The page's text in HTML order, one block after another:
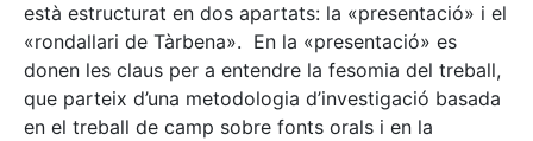
està estructurat en dos apartats: la «presentació» i el
«rondallari de Tàrbena». En la «presentació» es
donen les claus per a entendre la fesomia del treball,
que parteix d’una metodologia d’investigació basada
en el treball de camp sobre fonts orals i en la